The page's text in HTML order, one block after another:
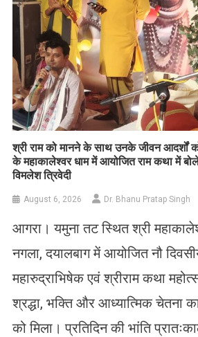
​श्री राम को मानने के साथ उनके जीवन आदर्शों
के महाकालेश्वर धाम में आयोजित राम कथा में
विमलेश त्रिवेदी
August 6, 2026 Dr. Bhanu Pratap Singh
आगरा। यमुना तट स्थित श्री
नगला, दयालबाग में आयोजित नौ
महारुद्राभिषेक एवं श्रीराम कथा
श्रद्धा, भक्ति और आध्यात्मिक चेतना
को मिला। प्रतिदिन की भांति